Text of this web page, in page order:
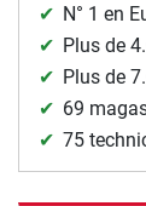
N° 1 en
Plus de
Plus de
69
75